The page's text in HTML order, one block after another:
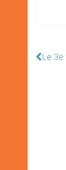
Le 3e